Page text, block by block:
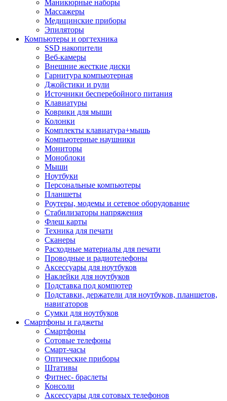
Маникюрные наборы
Массажеры
Медицинские приборы
Эпиляторы
Компьютеры и оргтехника
SSD накопители
Веб-камеры
Внешние жесткие диски
Гарнитура компьютерная
Джойстики и рули
Источники бесперебойного питания
Клавиатуры
Коврики для мыши
Колонки
Комплекты клавиатура+мышь
Компьютерные наушники
Мониторы
Моноблоки
Мыши
Ноутбуки
Персональные компьютеры
Планшеты
Роутеры, модемы и сетевое оборудование
Стабилизаторы напряжения
Флеш карты
Техника для печати
Сканеры
Расходные материалы для печати
Проводные и радиотелефоны
Аксессуары для ноутбуков
Наклейки для ноутбуков
Подставка под компютер
Подставки, держатели для ноутбуков, планшетов,
навигаторов
Сумки для ноутбуков
Смартфоны и гаджеты
Смартфоны
Сотовые телефоны
Смарт-часы
Оптические приборы
Штативы
Фитнес- браслеты
Консоли
Аксессуары для сотовых телефонов